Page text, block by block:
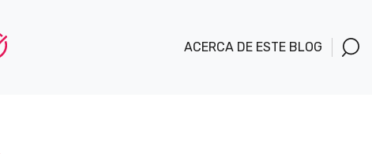
ACERCA DE ESTE BLOG